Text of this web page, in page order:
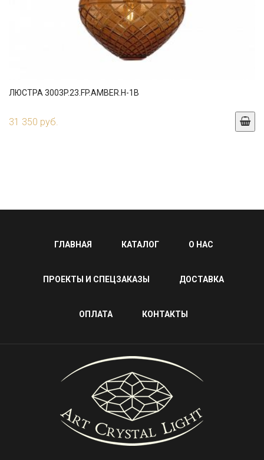
ЛЮСТРА 3003P.23.FP.AMBER.H-1B
31 350 руб.
ГЛАВНАЯ КАТАЛОГ О НАС
ПРОЕКТЫ И СПЕЦЗАКАЗЫ ДОСТАВКА
ОПЛАТА КОНТАКТЫ